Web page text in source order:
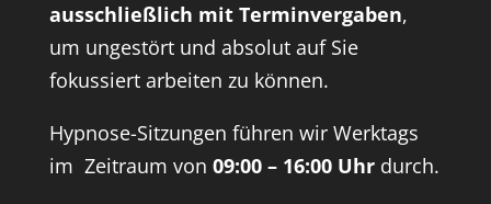
ausschließlich mit Terminvergaben,
um ungestört und absolut auf Sie
fokussiert arbeiten zu können.
Hypnose-Sitzungen führen wir Werktags
im Zeitraum von 09:00 – 16:00 Uhrdurch.